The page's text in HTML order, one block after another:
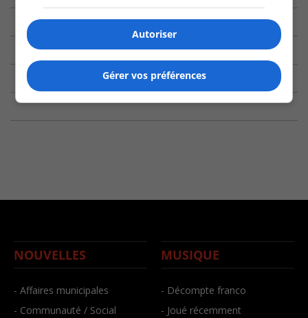
NOUVELLES
- Affaires municipales
- Communauté / Social
MUSIQUE
- Décompte franco
- Joué récemment
Autoriser
Gérer vos préférences